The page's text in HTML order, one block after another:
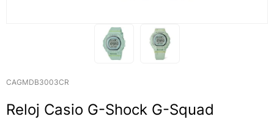
CAGMDB3003CR
Reloj Casio G-Shock G-Squad